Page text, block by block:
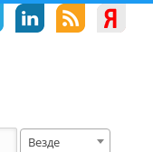
Везде